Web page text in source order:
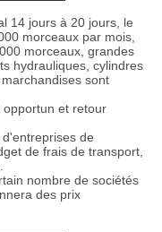
14 jours à 20 jours, le
morceaux par mois,
morceaux, grandes
hydrauliques, cylindres
sont
et retour
de
de frais de transport,
nombre de sociétés
des prix